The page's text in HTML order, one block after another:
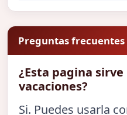
Preguntas frecuentes
¿Esta pagina
vacaciones?
Si. Puedes usarla